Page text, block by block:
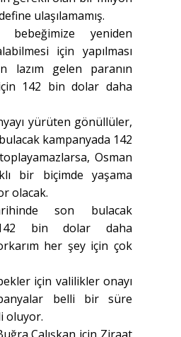
ulaşılamamış.
bebeğimize yeniden
için yapılması
lazım gelen paranın
142 bin dolar daha
yürüten gönüllüler,
kampanyada 142
Osman
bir biçimde yaşama
olacak.
son bulacak
142 bin dolar daha
her şey için çok
için valilikler onayı
belli bir süre
oluyor.